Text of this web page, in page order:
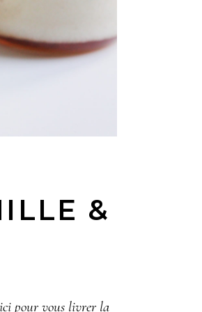
&
ici pour vous livrer la